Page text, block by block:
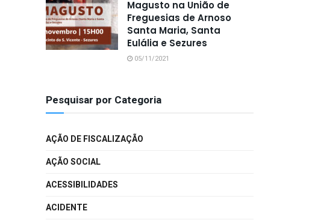
Magusto na União de
Freguesias de Arnoso
Santa Maria, Santa
Eulália e Sezures
05/11/2021
Pesquisar por Categoria
AÇÃO DE FISCALIZAÇÃO
AÇÃO SOCIAL
ACESSIBILIDADES
ACIDENTE